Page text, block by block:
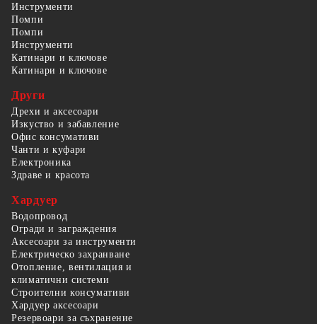
Инструменти
Помпи
Помпи
Инструменти
Катинари и ключове
Катинари и ключове
Други
Дрехи и аксесоари
Изкуство и забавление
Офис консумативи
Чанти и куфари
Електроника
Здраве и красота
Хардуер
Водопровод
Огради и заграждения
Аксесоари за инструменти
Електрическо захранване
Отопление, вентилация и
климатични системи
Строителни консумативи
Хардуер аксесоари
Резервоари за съхранение